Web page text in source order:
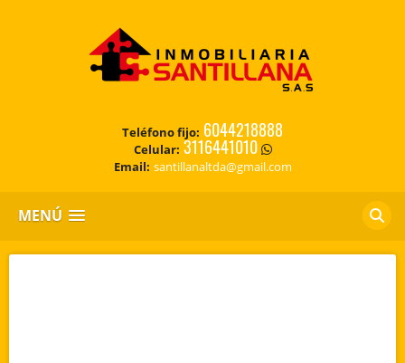
Teléfono fijo: 6044218888
Celular: 3116441010
Email: santillanaltda@gmail.com
MENÚ